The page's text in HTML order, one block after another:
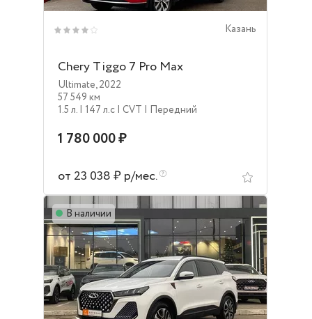
Казань
Chery Tiggo 7 Pro Max
Ultimate,2022
57 549 км
1.5 л. | 147 л.c | CVT | Передний
1 780 000 ₽
от 23 038 ₽ р/мес.
В наличии